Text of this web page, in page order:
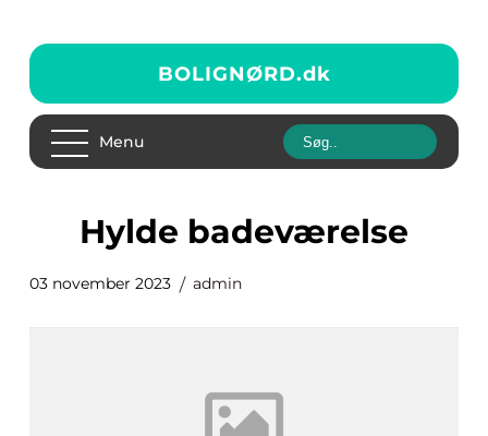
BOLIGNØRD.dk
Menu
hylde badeværelse
03 november 2023 admin